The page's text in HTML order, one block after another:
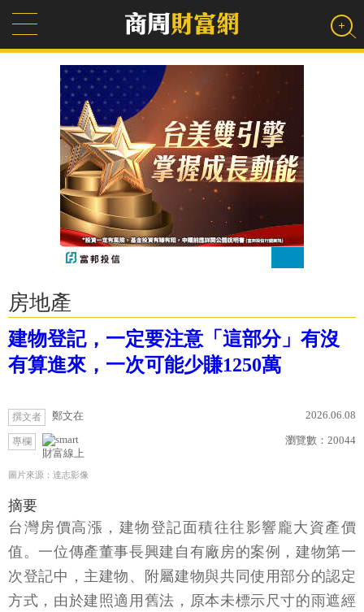
房地產
建物登記，一定要注意「這部分」有沒
有算進來，一次可能少賺1250萬
撰文者 鄭文在 2026.06.08
專欄
財富線上
瀏覽數： 20044
圖片來源：達志影像
摘要
台灣房價高漲，建物登記面積往往影響龐大資產價
值。一位傳產董事長興建自有廠房的案例，建物第一
次登記中，主建物、附屬建物與共同使用部分的認定
方式，由於建照適用舊法，原本未標示尺寸的雨遮經